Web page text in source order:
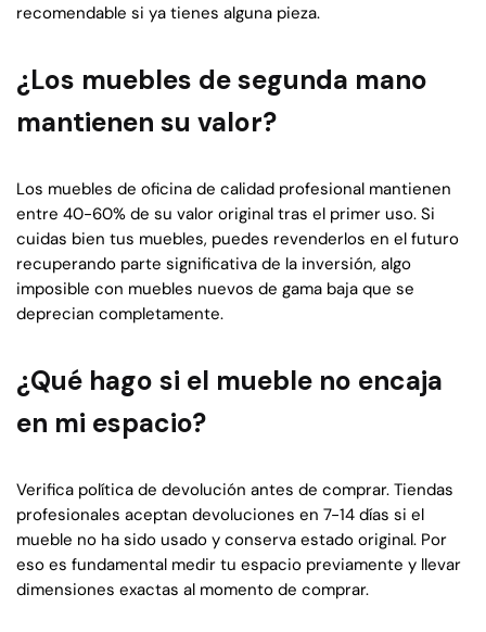
recomendable si ya tienes alguna pieza.
¿Los muebles de segunda mano
mantienen su valor?
Los muebles de oficina de calidad profesional mantienen
entre 40-60% de su valor original tras el primer uso. Si
cuidas bien tus muebles, puedes revenderlos en el futuro
recuperando parte significativa de la inversión, algo
imposible con muebles nuevos de gama baja que se
deprecian completamente.
¿Qué hago si el mueble no encaja
en mi espacio?
Verifica política de devolución antes de comprar. Tiendas
profesionales aceptan devoluciones en 7-14 días si el
mueble no ha sido usado y conserva estado original. Por
eso es fundamental medir tu espacio previamente y llevar
dimensiones exactas al momento de comprar.